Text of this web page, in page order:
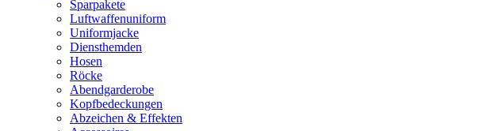
Sparpakete
Luftwaffenuniform
Uniformjacke
Diensthemden
Hosen
Röcke
Abendgarderobe
Kopfbedeckungen
Abzeichen & Effekten